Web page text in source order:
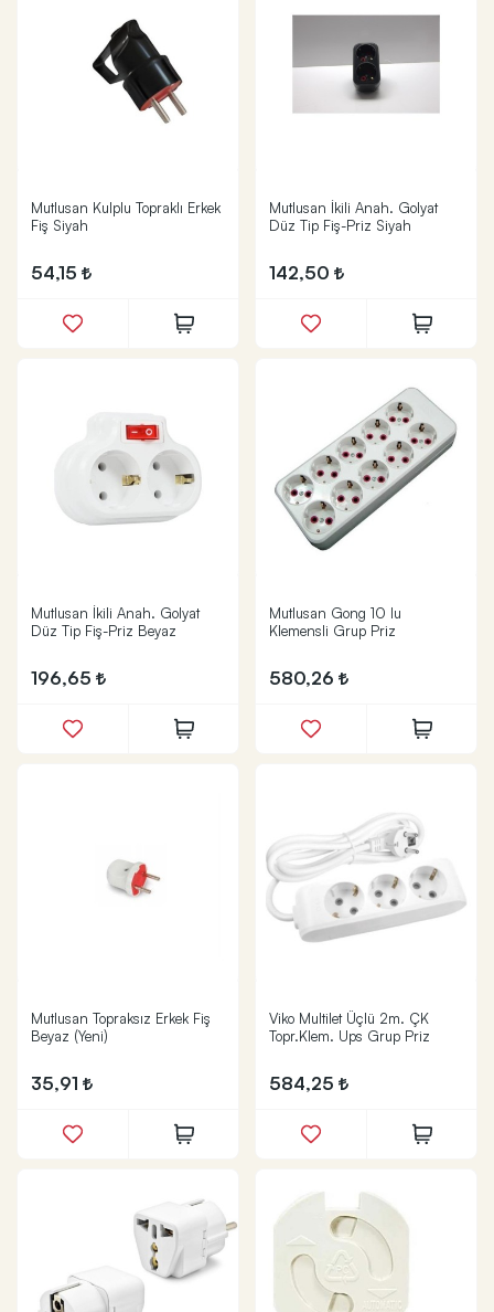
Mutlusan Kulplu Topraklı Erkek
Fiş Siyah
54,15
Mutlusan İkili Anah. Golyat
Düz Tip Fiş-Priz Siyah
142,50
Mutlusan İkili Anah. Golyat
Düz Tip Fiş-Priz Beyaz
196,65
Mutlusan Gong 10 lu
Klemensli Grup Priz
580,26
Mutlusan Topraksız Erkek Fiş
Beyaz (Yeni)
35,91
Viko Multilet Üçlü 2m. ÇK
Topr.Klem. Ups Grup Priz
584,25